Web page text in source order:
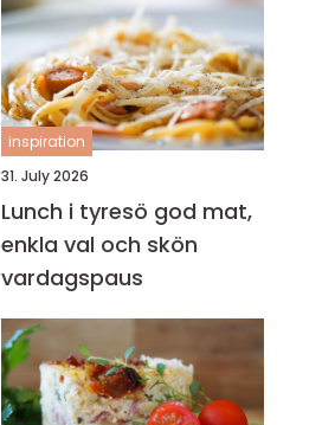
inspiration
31. July 2026
Lunch i tyresö god mat,
enkla val och skön
vardagspaus